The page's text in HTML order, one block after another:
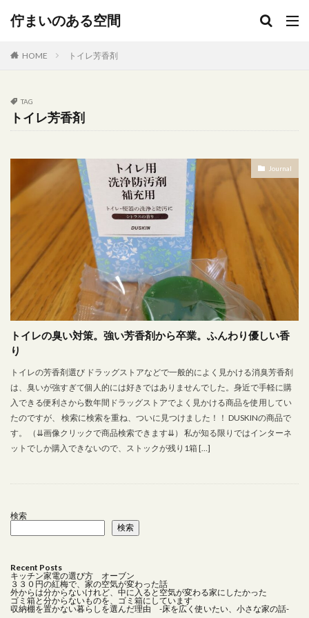
佇まいのある空間
HOME トイレ芳香剤
TAG
トイレ芳香剤
Journal
トイレの臭い対策。強い芳香剤から卒業。ふんわり優しい香
り
トイレの芳香剤選び ドラッグストアなどで一般的によく見かける消臭芳香剤
は、臭いが強すぎて個人的には好きではありませんでした。身近で手軽に購
入できる便利さから数年間ドラッグストアでよく見かける商品を使用してい
たのですが、 検索に検索を重ね、ついに見つけました！！ DUSKINの商品で
す。 （⇊画像クリックで商品検索できます⇊） 私が知る限りではインターネ
ットでしか購入できないので、ストックが残り1箱 […]
検索
検索
Recent Posts
キッチン家電の選び方 オーブン
３３０円の紅梅で、家の空気が変わった話
外からは分からないけれど、中に入ると空気が変わる家にしたかった
ゴミ箱と分からないものを、ゴミ箱にしています
収納棚を置かない暮らしを選んだ理由 -床を広く使いたい、小さな家の話-
タグ
ＩＫＥＡ
JA直売所
NATUZZI
popIn Aladdin X2 Plus
ｓｔｕｄｉｏｍ’
Umbra
ｗｏｏｄ
アート
アイアンオブジェ
イタリアレザー
イメチェン
インダストリアル
インテリア ゴミ箱 セネガルバスケット
インテリア 配置
インテリアコーディネート
ウォールデコ
オーブン
おしゃれなキッチンアイテム
オブジェ
お気に入り家具
お皿 カーテン
キッチン家電
スチールブラック
ストーリー
ソファー
タイルシール
タオルバー
タオルハンガー
ディッシュラック
デザイン
デザイン雑貨
テレビはいらない
トースター
トイレインテリア
ボイルレースカーテン
ランドリー
レース
一人で設置
一軒家 おしゃれインテリア
中古住宅
主婦リアリティ 住宅ローン 住環境